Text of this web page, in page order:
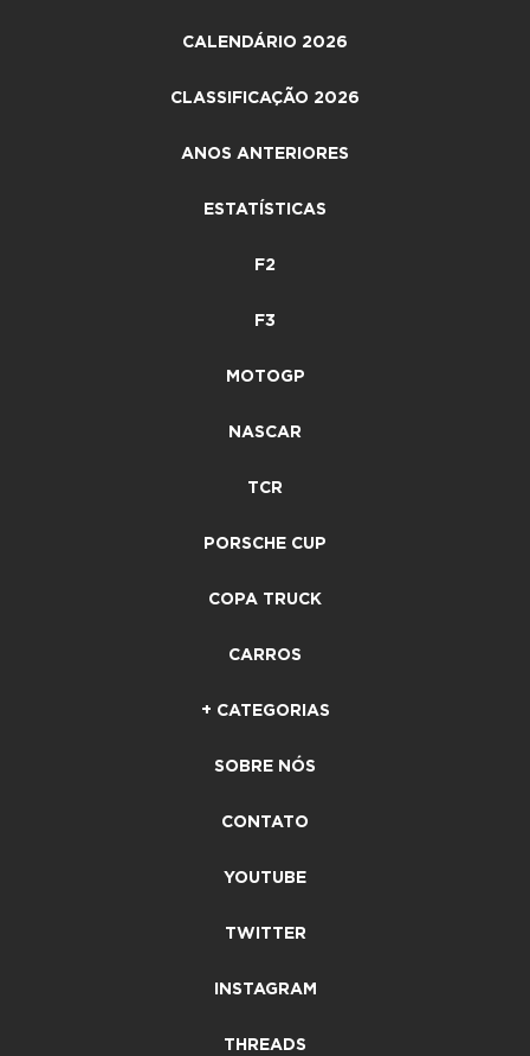
CALENDÁRIO 2026
CLASSIFICAÇÃO 2026
ANOS ANTERIORES
ESTATÍSTICAS
F2
F3
MOTOGP
NASCAR
TCR
PORSCHE CUP
COPA TRUCK
CARROS
+ CATEGORIAS
SOBRE NÓS
CONTATO
YOUTUBE
TWITTER
INSTAGRAM
THREADS